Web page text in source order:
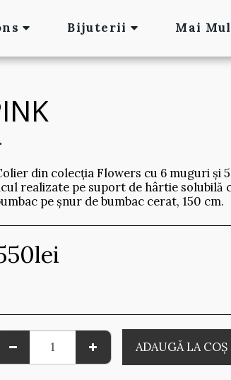
Bijuterii Mai
din colecția Flowers cu 6 muguri și
realizate pe suport de hârtie solubilă
pe șnur de bumbac cerat, 150 cm.
lei
ADAUGĂ LA COŞ